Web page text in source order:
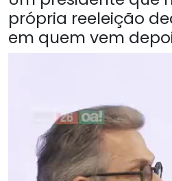
própria reeleição
em quem vem